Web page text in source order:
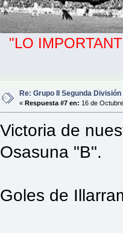
"LO
Re: Grupo II Segunda
«Respuesta #7 en: 16 de
Victoria de
Osasuna "B".
Goles de